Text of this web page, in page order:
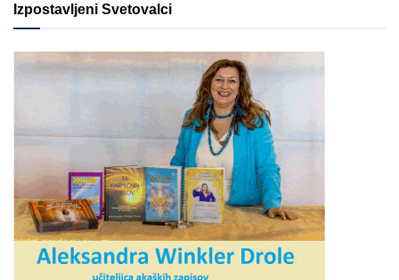
Izpostavljeni Svetovalci